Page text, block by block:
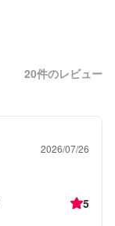
20件のレビュー
2026/07/26
5